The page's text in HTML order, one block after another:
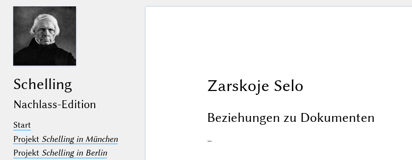
Schelling
Nachlass-Edition
Start
Projekt Schelling in München
Projekt Schelling in Berlin
Zarskoje Selo
Beziehungen zu Dokumenten
–